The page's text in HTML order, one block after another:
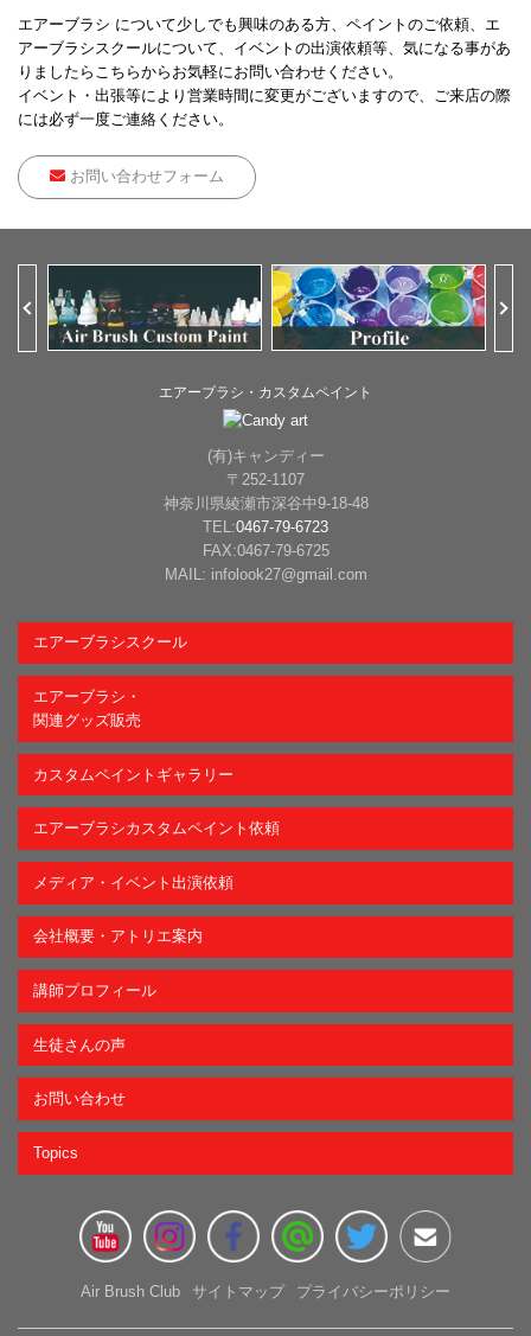
エアーブラシ について少しでも興味のある方、ペイントのご依頼、エ
アーブラシスクールについて、イベントの出演依頼等、気になる事があ
りましたらこちらからお気軽にお問い合わせください。
イベント・出張等により営業時間に変更がございますので、ご来店の際
には必ず一度ご連絡ください。
お問い合わせフォーム
Previous
エアーブラシ・カスタムペイント
(有)キャンディー
〒252-1107
神奈川県綾瀬市深谷中9-18-48
TEL:0467-79-6723
FAX:0467-79-6725
MAIL: infolook27@gmail.com
エアーブラシスクール
エアーブラシ・
関連グッズ販売
カスタムペイントギャラリー
エアーブラシカスタムペイント依頼
メディア・イベント出演依頼
会社概要・アトリエ案内
講師プロフィール
生徒さんの声
お問い合わせ
Topics
Air Brush Club サイトマップ プライバシーポリシー